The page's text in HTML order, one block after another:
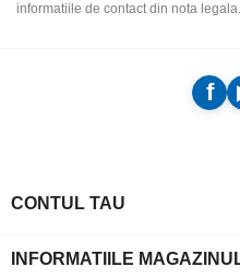
informatiile de contact din nota legala.
CONTUL TAU
INFORMATIILE